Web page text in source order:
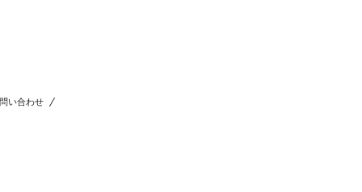
い合わせ